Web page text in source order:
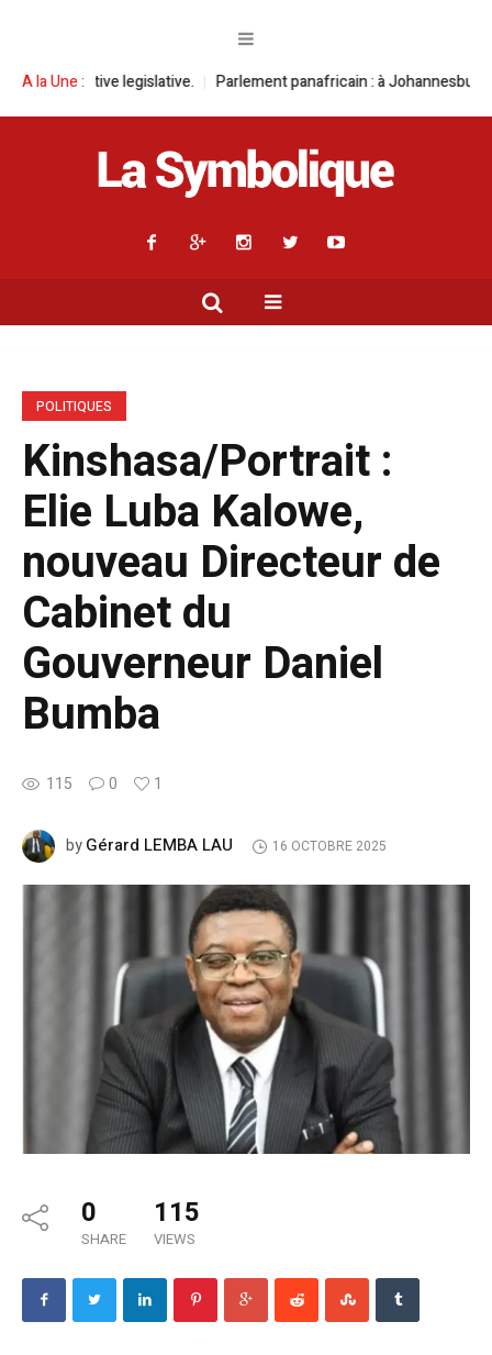
A la Une : Parlement panafricain : à Johannesburg, Aimé Boji
POLITIQUES
Kinshasa/Portrait :
Elie Luba Kalowe,
nouveau Directeur de
Cabinet du
Gouverneur Daniel
Bumba
115 0 1
byGérard LEMBA LAU 16 OCTOBRE 2025
0
SHARE
115
VIEWS